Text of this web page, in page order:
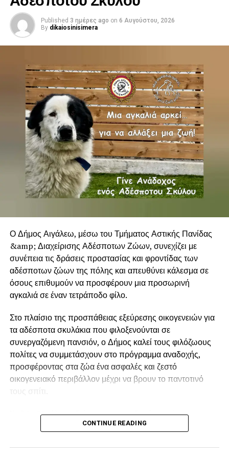
Published 3 ημέρες ago on 6 Αυγούστου, 2026
By dikaiosinisimera
Ο Δήμος Αιγάλεω, μέσω του Τμήματος Αστικής Πανίδας
&amp; Διαχείρισης Αδέσποτων Ζώων, συνεχίζει με
συνέπεια τις δράσεις προστασίας και φροντίδας των
αδέσποτων ζώων της πόλης και απευθύνει κάλεσμα σε
όσους επιθυμούν να προσφέρουν μια προσωρινή
αγκαλιά σε έναν τετράποδο φίλο.
Στο πλαίσιο της προσπάθειας εξεύρεσης οικογενειών για
τα αδέσποτα σκυλάκια που φιλοξενούνται σε
συνεργαζόμενη πανσιόν, ο Δήμος καλεί τους φιλόζωους
πολίτες να συμμετάσχουν στο πρόγραμμα αναδοχής,
προσφέροντας στα ζώα ένα ασφαλές και ζεστό
οικογενειακό περιβάλλον μέχρι να βρουν το παντοτινό
τους σπίτι.
Καθ&#39; όλη τη διάρκεια της αναδοχής και έως την
υιοθεσία του ζώου, ο Δήμος Αιγάλεω παρέχει δωρεάν την
περίθαλψη, στηρίζοντας έμπρακτα τους αναδόχους σε
CONTINUE READING